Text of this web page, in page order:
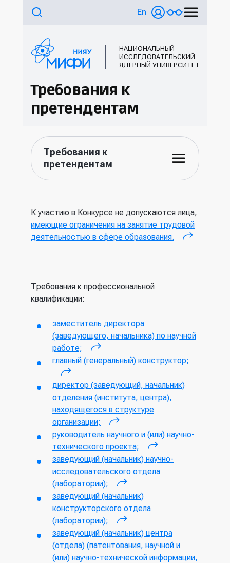
En
НАЦИОНАЛЬНЫЙ
ИССЛЕДОВАТЕЛЬСКИЙ
ЯДЕРНЫЙ УНИВЕРСИТЕТ
Требования к
претендентам
К участию в Конкурсе не допускаются лица,
имеющие ограничения на занятие трудовой
деятельностью в сфере образования.
(внешняя
Требования к профессиональной
квалификации:
заместитель директора
(заведующего, начальника) по научной
работе;
(внешняя ссылка)
главный (генеральный) конструктор;
(внешняя ссылка)
директор (заведующий, начальник)
отделения (института, центра),
находящегося в структуре
организации;
(внешняя ссылка)
руководитель научного и (или) научно-
технического проекта;
(внешняя
ссылка)
заведующий (начальник) научно-
исследовательского отдела
(лаборатории);
(внешняя ссылка)
заведующий (начальник)
конструкторского отдела
(лаборатории);
(внешняя ссылка)
заведующий (начальник) центра
(отдела) (патентования, научной и
(или) научно-технической информации,
Требования к
претендентам